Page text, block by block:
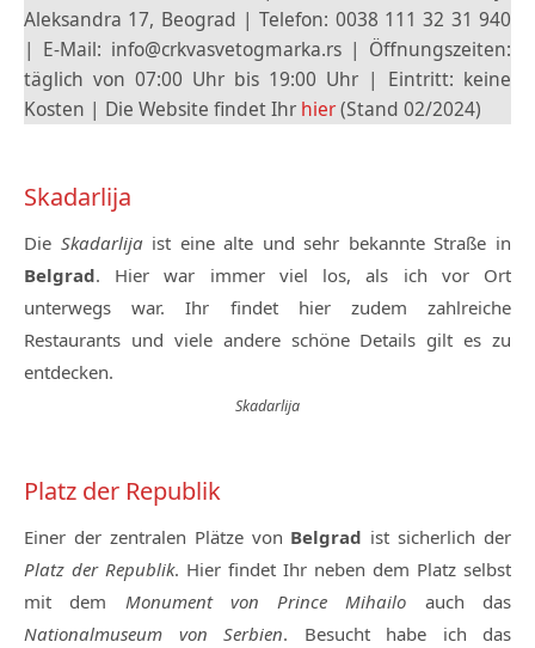
Aleksandra 17, Beograd | Telefon: 0038 111 32 31 940
| E-Mail: info@crkvasvetogmarka.rs | Öffnungszeiten:
täglich von 07:00 Uhr bis 19:00 Uhr | Eintritt: keine
Kosten | Die Website findet Ihr hier(Stand 02/2024)
Skadarlija
Die Skadarlijaist eine alte und sehr bekannte Straße in
Belgrad. Hier war immer viel los, als ich vor Ort
unterwegs war. Ihr findet hier zudem zahlreiche
Restaurants und viele andere schöne Details gilt es zu
entdecken.
Skadarlija
Platz der Republik
Einer der zentralen Plätze von Belgrad ist sicherlich der
Platz der Republik. Hier findet Ihr neben dem Platz selbst
mit dem Monument von Prince Mihailo auch das
Nationalmuseum von Serbien. Besucht habe ich das